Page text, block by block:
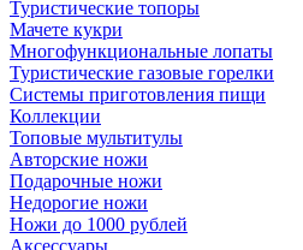
Туристические топоры
Мачете кукри
Многофункциональные лопаты
Туристические газовые горелки
Системы приготовления пищи
Коллекции
Топовые мультитулы
Авторские ножи
Подарочные ножи
Недорогие ножи
Ножи до 1000 рублей
Аксессуары